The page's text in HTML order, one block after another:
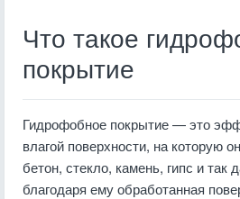
Что такое
покрытие
Гидрофобное покрытие — это
влагой поверхности, на которую
бетон, стекло, камень, гипс и так
благодаря ему обработанная